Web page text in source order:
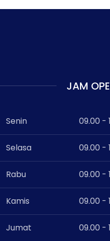
JAM
Senin 09.00 -
Selasa 09.00 -
Rabu 09.00 -
Kamis 09.00 -
Jumat 09.00 -